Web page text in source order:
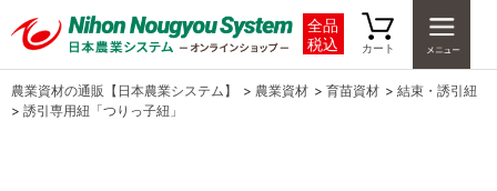
全品
税込
カート
農業資材の通販【日本農業システム】 > 農業資材 > 育苗資材 > 結束・誘引紐
> 誘引専用紐「つりっ子紐」